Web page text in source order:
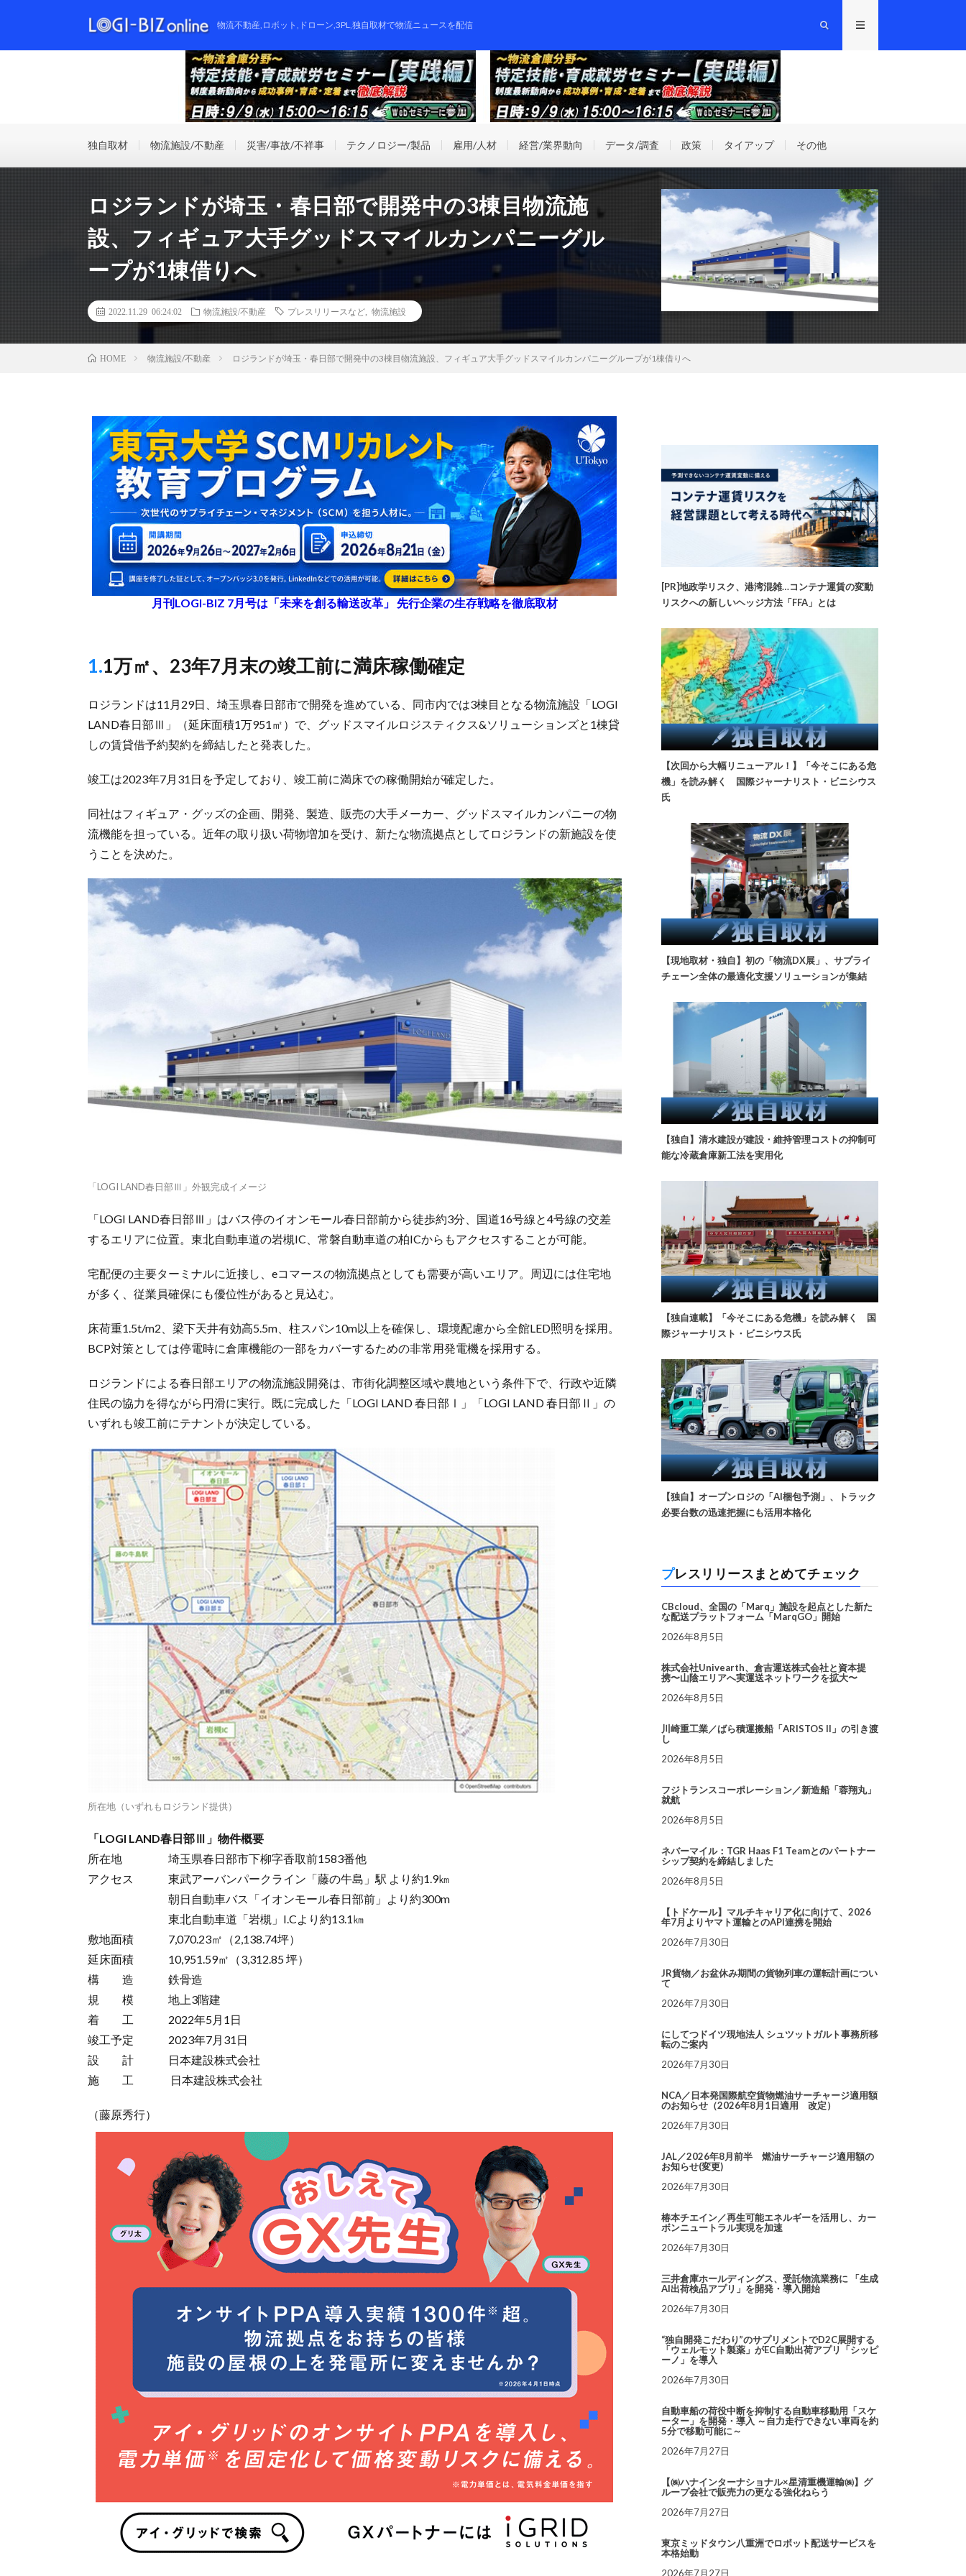
物流不動産,ロボット,ドローン,3PL,独自取材で物流ニュースを配信
独自取材 物流施設/不動産 災害/事故/不祥事 テクノロジー/製品 雇用/人材 経営/業界動向 データ/調査 政策 タイアップ その他
ロジランドが埼玉・春日部で開発中の3棟目物流施
設、フィギュア大手グッドスマイルカンパニーグル
ープが1棟借りへ
2022.11.29 06:24:02 物流施設/不動産 プレスリリースなど 物流施設
HOME 物流施設/不動産 ロジランドが埼玉・春日部で開発中の3棟目物流施設、フィギュア大手グッドスマイルカンパニーグループが1棟借りへ
月刊LOGI-BIZ 7月号は「未来を創る輸送改革」 先行企業の生存戦略を徹底取材
1.1万㎡、23年7月末の竣工前に満床稼働確定
ロジランドは11月29日、埼玉県春日部市で開発を進めている、同市内では3棟目となる物流施設「LOGI
LAND春日部Ⅲ」（延床面積1万951㎡）で、グッドスマイルロジスティクス&ソリューションズと1棟貸
しの賃貸借予約契約を締結したと発表した。
竣工は2023年7月31日を予定しており、竣工前に満床での稼働開始が確定した。
同社はフィギュア・グッズの企画、開発、製造、販売の大手メーカー、グッドスマイルカンパニーの物
流機能を担っている。近年の取り扱い荷物増加を受け、新たな物流拠点としてロジランドの新施設を使
うことを決めた。
「LOGI LAND春日部Ⅲ」外観完成イメージ
「LOGI LAND春日部Ⅲ」はバス停のイオンモール春日部前から徒歩約3分、国道16号線と4号線の交差
するエリアに位置。東北自動車道の岩槻IC、常磐自動車道の柏ICからもアクセスすることが可能。
宅配便の主要ターミナルに近接し、eコマースの物流拠点としても需要が高いエリア。周辺には住宅地
が多く、従業員確保にも優位性があると見込む。
床荷重1.5t/m2、梁下天井有効高5.5m、柱スパン10m以上を確保し、環境配慮から全館LED照明を採用。
BCP対策としては停電時に倉庫機能の一部をカバーするための非常用発電機を採用する。
ロジランドによる春日部エリアの物流施設開発は、市街化調整区域や農地という条件下で、行政や近隣
住民の協力を得ながら円滑に実行。既に完成した「LOGI LAND 春日部Ⅰ」「LOGI LAND 春日部Ⅱ」の
いずれも竣工前にテナントが決定している。
所在地（いずれもロジランド提供）
「LOGI LAND春日部Ⅲ」物件概要
所在地 埼玉県春日部市下柳字香取前1583番他
アクセス 東武アーバンパークライン「藤の牛島」駅 より約1.9㎞
朝日自動車バス「イオンモール春日部前」より約300m
東北自動車道「岩槻」I.Cより約13.1㎞
敷地面積 7,070.23㎡（2,138.74坪）
延床面積 10,951.59㎡（3,312.85 坪）
構 造 鉄骨造
規 模 地上3階建
着 工 2022年5月1日
竣工予定 2023年7月31日
設 計 日本建設株式会社
施 工 日本建設株式会社
（藤原秀行）
[PR]地政学リスク、港湾混雑…コンテナ運賃の変動
リスクへの新しいヘッジ方法「FFA」とは
【次回から大幅リニューアル！】「今そこにある危
機」を読み解く 国際ジャーナリスト・ビニシウス
氏
【現地取材・独自】初の「物流DX展」、サプライ
チェーン全体の最適化支援ソリューションが集結
【独自】清水建設が建設・維持管理コストの抑制可
能な冷蔵倉庫新工法を実用化
【独自連載】「今そこにある危機」を読み解く 国
際ジャーナリスト・ビニシウス氏
【独自】オープンロジの「AI梱包予測」、トラック
必要台数の迅速把握にも活用本格化
プレスリリースまとめてチェック
CBcloud、全国の「Marq」施設を起点とした新た
な配送プラットフォーム「MarqGO」開始
2026年8月5日
株式会社Univearth、倉吉運送株式会社と資本提
携〜山陰エリアへ実運送ネットワークを拡大〜
2026年8月5日
川崎重工業／ばら積運搬船「ARISTOS II」の引き渡
し
2026年8月5日
フジトランスコーポレーション／新造船「蓉翔丸」
就航
2026年8月5日
ネバーマイル：TGR Haas F1 Teamとのパートナー
シップ契約を締結しました
2026年8月5日
【トドケール】マルチキャリア化に向けて、2026
年7月よりヤマト運輸とのAPI連携を開始
2026年7月30日
JR貨物／お盆休み期間の貨物列車の運転計画につい
て
2026年7月30日
にしてつドイツ現地法人 シュツットガルト事務所移
転のご案内
2026年7月30日
NCA／日本発国際航空貨物燃油サーチャージ適用額
のお知らせ（2026年8月1日適用 改定）
2026年7月30日
JAL／2026年8月前半 燃油サーチャージ適用額の
お知らせ(変更)
2026年7月30日
椿本チエイン／再生可能エネルギーを活用し、カー
ボンニュートラル実現を加速
2026年7月30日
三井倉庫ホールディングス、受託物流業務に 「生成
AI出荷検品アプリ」を開発・導入開始
2026年7月30日
“独自開発こだわり”のサプリメントでD2C展開する
「ウェルモット製薬」がEC自動出荷アプリ「シッピ
ーノ」を導入
2026年7月30日
自動車船の荷役中断を抑制する自動車移動用「スケ
ーター」を開発・導入 ～自力走行できない車両を約
5分で移動可能に～
2026年7月27日
【㈱ハナインターナショナル×星清重機運輸㈱】グ
ループ会社で販売力の更なる強化ねらう
2026年7月27日
東京ミッドタウン八重洲でロボット配送サービスを
本格始動
2026年7月27日